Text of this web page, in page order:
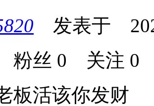
发表于
丝 0 关注 0
板活该你发财